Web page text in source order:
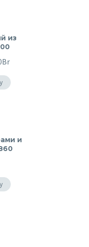
из
Br
146,00Br.
и